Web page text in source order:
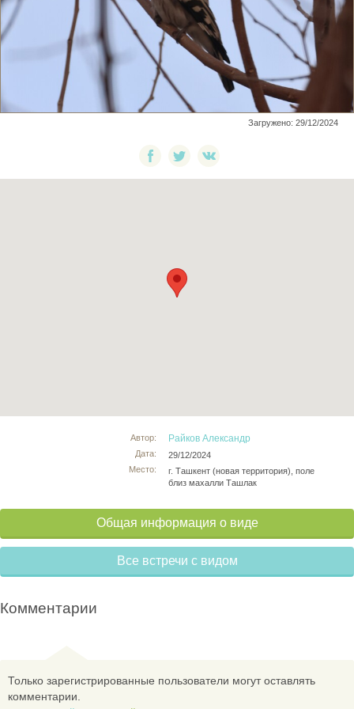
Загружено: 29/12/2024
Автор:
Дата:
Место:
Райков Александр
29/12/2024
г. Ташкент (новая территория), поле
близ махалли Ташлак
Общая информация о виде
Все встречи с видом
Комментарии
Только зарегистрированные пользователи могут оставлять
комментарии.